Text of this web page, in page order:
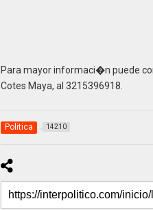
Para mayor informaci�n puede
Cotes Maya, al 3215396918.
Politica 14210